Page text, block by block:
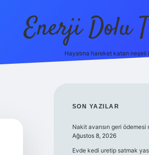
Enerji Dolu
Hayatına hareket katan neşeli
SIDEBAR
SON YAZILAR
Nakit avansın geri ödemesi
Ağustos 8, 2026
Evde kedi uretip satmak